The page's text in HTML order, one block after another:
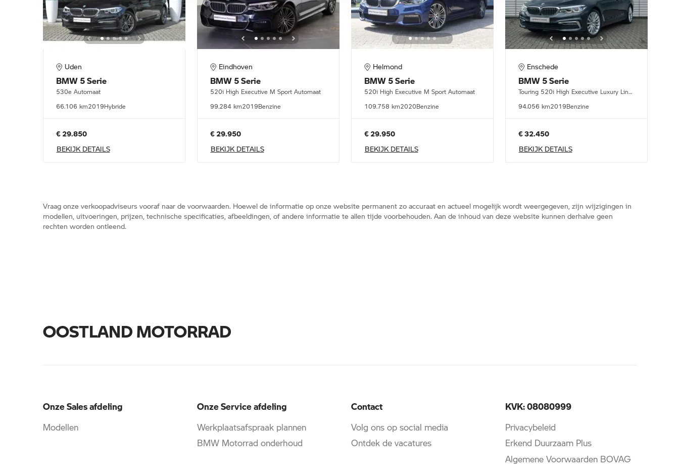
Uden
BMW 5 Serie
530e Automaat
66.106 km2019Hybride
€ 29.850
BEKIJK DETAILS
Eindhoven
BMW 5 Serie
520i High Executive M Sport Automaat
99.284 km2019Benzine
€ 29.950
BEKIJK DETAILS
Helmond
BMW 5 Serie
520i High Executive M Sport Automaat
109.758 km2020Benzine
€ 29.950
BEKIJK DETAILS
Enschede
BMW 5 Serie
Touring 520i High Executive Luxury Line Automaat
94.056 km2019Benzine
€ 32.450
BEKIJK DETAILS
Vraag onze verkoopadviseurs vooraf naar de voorwaarden. Hoewel de informatie op onze website permanent zo accuraat en actueel mogelijk wordt weergegeven, zijn wijzigingen in
modellen, uitvoeringen, prijzen, technische specificaties, afbeeldingen, of andere informatie te allen tijde voorbehouden. Aan de inhoud van deze website kunnen derhalve geen
rechten worden ontleend.
OOSTLAND MOTORRAD
Onze Sales afdeling
Modellen
Onze Service afdeling
Werkplaatsafspraak plannen
BMW Motorrad onderhoud
Contact
Volg ons op social media
Ontdek de vacatures
KVK: 08080999
Privacybeleid
Erkend Duurzaam Plus
Algemene Voorwaarden BOVAG